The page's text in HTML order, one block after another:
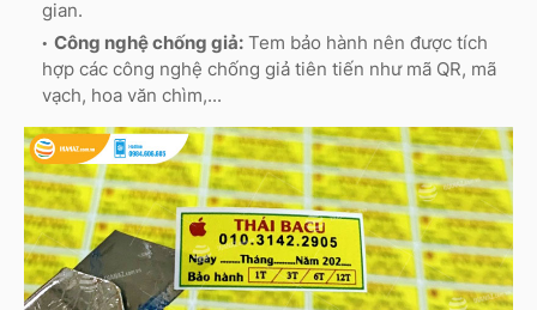
gian.
Công nghệ chống giả: Tem bảo hành nên được tích
hợp các công nghệ chống giả tiên tiến như mã QR, mã
vạch, hoa văn chìm,...